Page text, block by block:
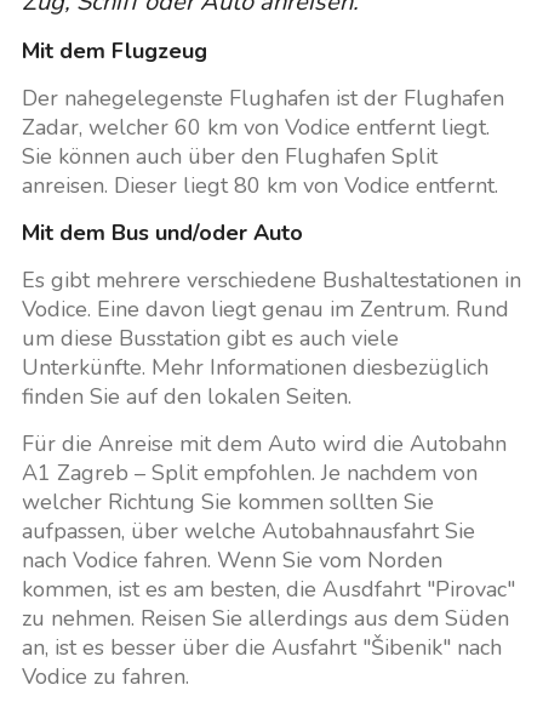
Mit dem Flugzeug
Der nahegelegenste Flughafen ist der Flughafen
Zadar, welcher 60 km von Vodice entfernt liegt.
Sie können auch über den Flughafen Split
anreisen. Dieser liegt 80 km von Vodice entfernt.
Mit dem Bus und/oder Auto
Es gibt mehrere verschiedene Bushaltestationen in
Vodice. Eine davon liegt genau im Zentrum. Rund
um diese Busstation gibt es auch viele
Unterkünfte. Mehr Informationen diesbezüglich
finden Sie auf den lokalen Seiten.
Für die Anreise mit dem Auto wird die Autobahn
A1 Zagreb – Split empfohlen. Je nachdem von
welcher Richtung Sie kommen sollten Sie
aufpassen, über welche Autobahnausfahrt Sie
nach Vodice fahren. Wenn Sie vom Norden
kommen, ist es am besten, die Ausdfahrt "Pirovac"
zu nehmen. Reisen Sie allerdings aus dem Süden
an, ist es besser über die Ausfahrt "Šibenik" nach
Vodice zu fahren.